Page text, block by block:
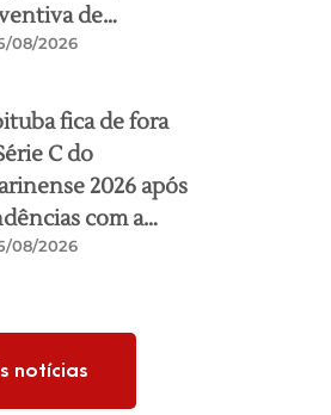
de
de
08/2026
fica de fora
C do
2026 após
com a
08/2026
notícias